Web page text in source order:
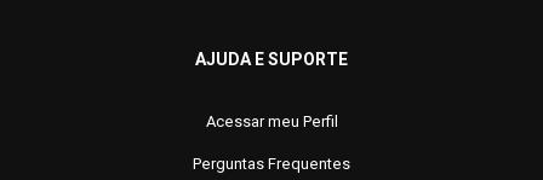
AJUDA E SUPORTE
Acessar meu Perfil
Perguntas Frequentes